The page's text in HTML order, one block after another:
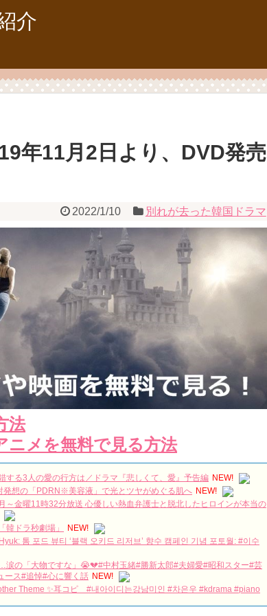
介
年11月2日より、DVD発売
2022/1/10 別れが去った韓国ドラマ
法
ニメを無料で見る方法
る3人の愛の行方は／ドラマ『悲しくて、愛』予告編 NEW!
想の「PDRN※美容液」で光とツヤがめぐる肌へ NEW!
～金曜11時32分放送 心優しい熱血弁護士と脱北したヒロインが本当の
ドラ秒劇場」
NEW!
톰 포드 뷰티 ‘블랙 오키드 리저브’ 향수 캠페인 기념 포토월: #이수
の「大物ですな」😭💔#中村玉緒#勝新太郎#夫婦愛#昭和スター#芸
ース#追悼#心に響く話 NEW!
Theme ✨耳コピ #내아이디는강남미인 #차은우 #kdrama #piano